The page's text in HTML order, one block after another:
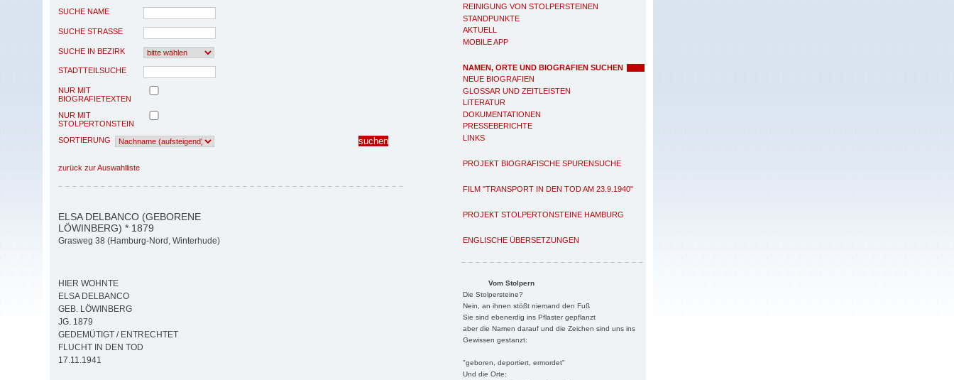
REINIGUNG VON STOLPERSTEINEN
STANDPUNKTE
AKTUELL
MOBILE APP
NAMEN, ORTE UND BIOGRAFIEN SUCHEN
NEUE BIOGRAFIEN
GLOSSAR UND ZEITLEISTEN
LITERATUR
DOKUMENTATIONEN
PRESSEBERICHTE
LINKS
PROJEKT BIOGRAFISCHE SPURENSUCHE
FILM "TRANSPORT IN DEN TOD AM 23.9.1940"
PROJEKT STOLPERTONSTEINE HAMBURG
ENGLISCHE ÜBERSETZUNGEN
Vom Stolpern
Die Stolpersteine?
Nein, an ihnen stößt niemand den Fuß
Sie sind ebenerdig ins Pflaster gepflanzt
aber die Namen darauf und die Zeichen sind uns ins
Gewissen gestanzt:
"geboren, deportiert, ermordet"
Und die Orte:
SUCHE NAME
SUCHE STRASSE
SUCHE IN BEZIRK
STADTTEILSUCHE
NUR MIT
BIOGRAFIETEXTEN
NUR MIT
STOLPERTONSTEIN
SORTIERUNG
zurück zur Auswahlliste
ELSA DELBANCO (GEBORENE
LÖWINBERG) * 1879
Grasweg 38 (Hamburg-Nord, Winterhude)
HIER WOHNTE
ELSA DELBANCO
GEB. LÖWINBERG
JG. 1879
GEDEMÜTIGT / ENTRECHTET
FLUCHT IN DEN TOD
17.11.1941